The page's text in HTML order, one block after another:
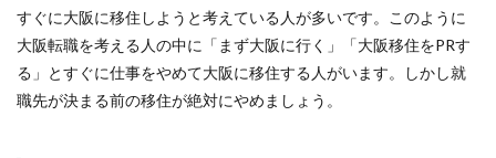
すぐに大阪に移住しようと考えている人が多いです。このように
大阪転職を考える人の中に「まず大阪に行く」「大阪移住をPRす
る」とすぐに仕事をやめて大阪に移住する人がいます。しかし就
職先が決まる前の移住が絶対にやめましょう。